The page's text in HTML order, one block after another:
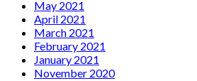
May 2021
April 2021
March 2021
February 2021
January 2021
November 2020